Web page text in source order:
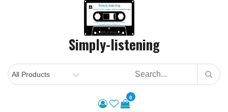
Simply-listening
0